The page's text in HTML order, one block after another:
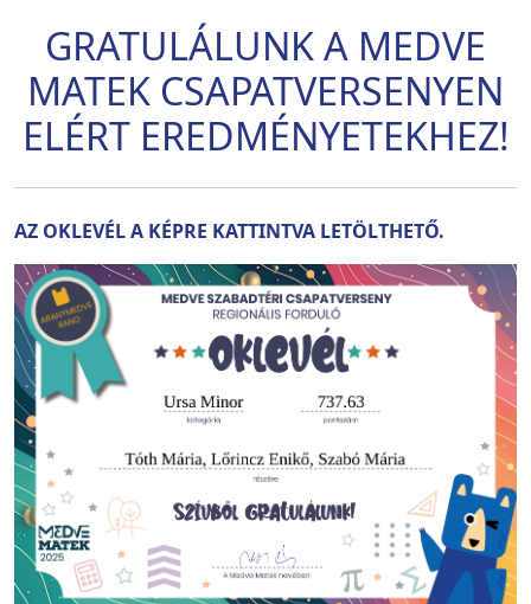
GRATULÁLUNK A MEDVE
MATEK CSAPATVERSENYEN
ELÉRT EREDMÉNYETEKHEZ!
AZ OKLEVÉL A KÉPRE KATTINTVA LETÖLTHETŐ.